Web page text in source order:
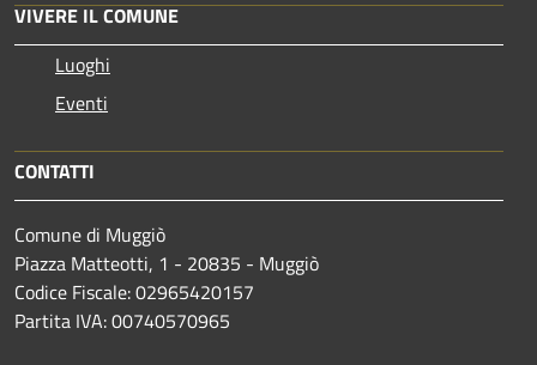
VIVERE IL COMUNE
Luoghi
Eventi
CONTATTI
Comune di Muggiò
Piazza Matteotti, 1 - 20835 - Muggiò
Codice Fiscale: 02965420157
Partita IVA: 00740570965